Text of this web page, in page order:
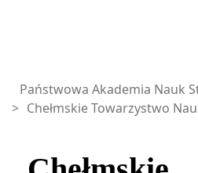
Państwowa Akademia Nauk
> Chełmskie Towarzystwo